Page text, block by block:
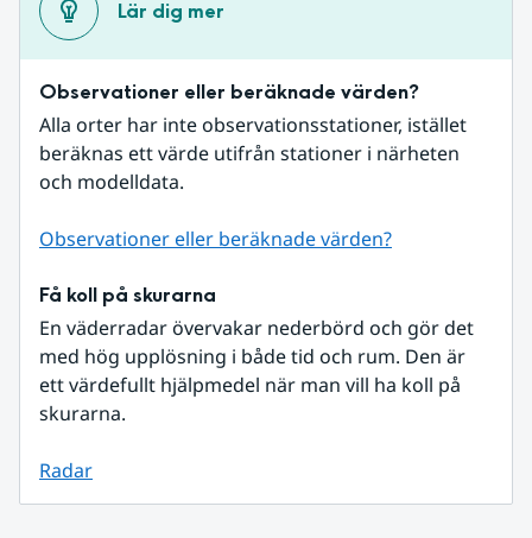
Lär dig mer
Observationer eller beräknade värden?
Alla orter har inte observationsstationer, istället
beräknas ett värde utifrån stationer i närheten
och modelldata.
Observationer eller beräknade värden?
Få koll på skurarna
En väderradar övervakar nederbörd och gör det
med hög upplösning i både tid och rum. Den är
ett värdefullt hjälpmedel när man vill ha koll på
skurarna.
Radar